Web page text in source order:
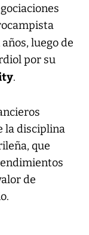
años, luego de
por su
.
la disciplina
que
de